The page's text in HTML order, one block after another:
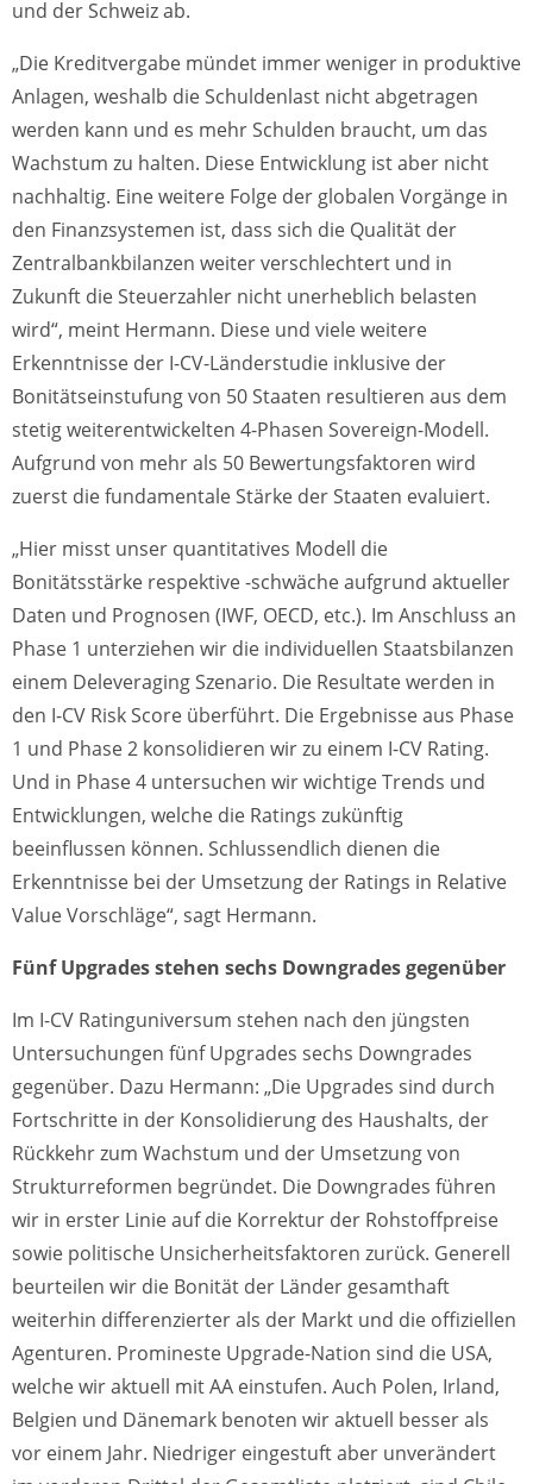
und der Schweiz ab.
„Die Kreditvergabe mündet immer weniger in produktive
Anlagen, weshalb die Schuldenlast nicht abgetragen
werden kann und es mehr Schulden braucht, um das
Wachstum zu halten. Diese Entwicklung ist aber nicht
nachhaltig. Eine weitere Folge der globalen Vorgänge in
den Finanzsystemen ist, dass sich die Qualität der
Zentralbankbilanzen weiter verschlechtert und in
Zukunft die Steuerzahler nicht unerheblich belasten
wird“, meint Hermann. Diese und viele weitere
Erkenntnisse der I-CV-Länderstudie inklusive der
Bonitätseinstufung von 50 Staaten resultieren aus dem
stetig weiterentwickelten 4-Phasen Sovereign-Modell.
Aufgrund von mehr als 50 Bewertungsfaktoren wird
zuerst die fundamentale Stärke der Staaten evaluiert.
„Hier misst unser quantitatives Modell die
Bonitätsstärke respektive -schwäche aufgrund aktueller
Daten und Prognosen (IWF, OECD, etc.). Im Anschluss an
Phase 1 unterziehen wir die individuellen Staatsbilanzen
einem Deleveraging Szenario. Die Resultate werden in
den I-CV Risk Score überführt. Die Ergebnisse aus Phase
1 und Phase 2 konsolidieren wir zu einem I-CV Rating.
Und in Phase 4 untersuchen wir wichtige Trends und
Entwicklungen, welche die Ratings zukünftig
beeinflussen können. Schlussendlich dienen die
Erkenntnisse bei der Umsetzung der Ratings in Relative
Value Vorschläge“, sagt Hermann.
Fünf Upgrades stehen sechs Downgrades gegenüber
Im I-CV Ratinguniversum stehen nach den jüngsten
Untersuchungen fünf Upgrades sechs Downgrades
gegenüber. Dazu Hermann: „Die Upgrades sind durch
Fortschritte in der Konsolidierung des Haushalts, der
Rückkehr zum Wachstum und der Umsetzung von
Strukturreformen begründet. Die Downgrades führen
wir in erster Linie auf die Korrektur der Rohstoffpreise
sowie politische Unsicherheitsfaktoren zurück. Generell
beurteilen wir die Bonität der Länder gesamthaft
weiterhin differenzierter als der Markt und die offiziellen
Agenturen. Promineste Upgrade-Nation sind die USA,
welche wir aktuell mit AA einstufen. Auch Polen, Irland,
Belgien und Dänemark benoten wir aktuell besser als
vor einem Jahr. Niedriger eingestuft aber unverändert